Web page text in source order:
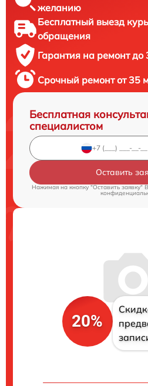
желанию
Бесплатный выезд
обращения
Гарантия на ремонт до
Срочный ремонт от 35
Бесплатная
специалистом
Оставить
Нажимая на кнопку "Оставить заявку"
20%